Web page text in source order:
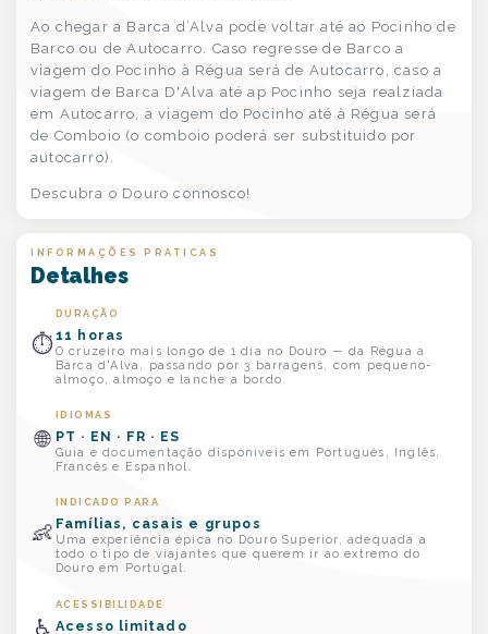
Ao chegar a Barca d’Alva pode voltar até ao Pocinho de
Barco ou de Autocarro. Caso regresse de Barco a
viagem do Pocinho à Régua será de Autocarro, caso a
viagem de Barca D'Alva até ap Pocinho seja realziada
em Autocarro, a viagem do Pocinho até à Régua será
de Comboio (o comboio poderá ser substituido por
autocarro).
Descubra o Douro connosco!
INFORMAÇÕES PRÁTICAS
Detalhes
⏱
DURAÇÃO
11 horas
O cruzeiro mais longo de 1 dia no Douro — da Régua a
Barca d'Alva, passando por 3 barragens, com pequeno-
almoço, almoço e lanche a bordo.
🌐
IDIOMAS
PT · EN · FR · ES
Guia e documentação disponíveis em Português, Inglês,
Francês e Espanhol.
👶
INDICADO PARA
Famílias, casais e grupos
Uma experiência épica no Douro Superior, adequada a
todo o tipo de viajantes que querem ir ao extremo do
Douro em Portugal.
♿
ACESSIBILIDADE
Acesso limitado